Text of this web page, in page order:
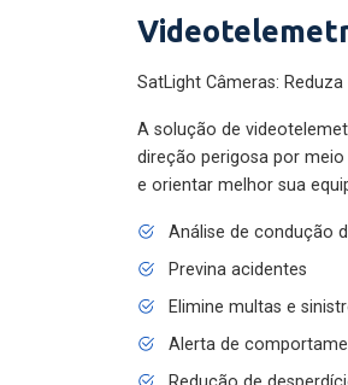
SatLight Câmeras:
A solução de
direção perigosa por
e orientar melhor sua
Análise de condução
Previna acidentes
Elimine multas e
Alerta de
Redução de